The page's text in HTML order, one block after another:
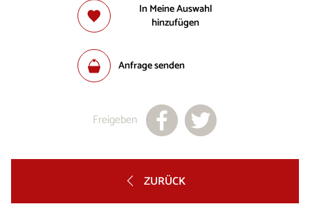
In Meine Auswahl
hinzufügen
Anfrage senden
Freigeben
ZURÜCK